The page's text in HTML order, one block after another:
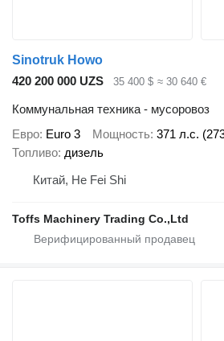
Sinotruk Howo
420 200 000 UZS
35 400 $ ≈ 30 640 €
Коммунальная техника - мусоровоз
Евро Euro 3 Мощность 371 л.с.
Топливо дизель
Китай, He Fei Shi
Toffs Machinery Trading Co.,Ltd